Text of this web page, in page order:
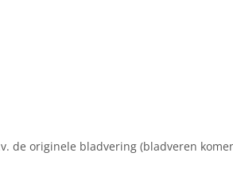
de originele bladvering (bladveren